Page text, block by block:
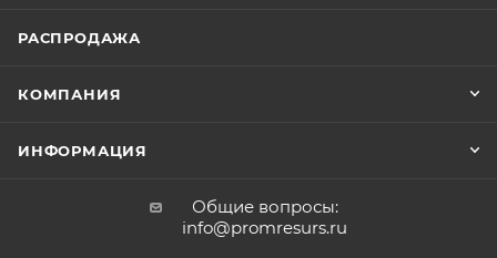
РАСПРОДАЖА
КОМПАНИЯ
ИНФОРМАЦИЯ
Общие вопросы:
info@promresurs.ru